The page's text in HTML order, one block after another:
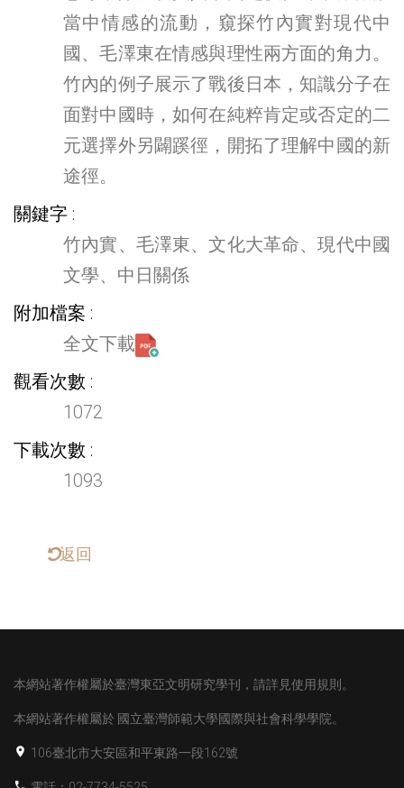
當中情感的流動，窺探竹內實對現代中
國、毛澤東在情感與理性兩方面的角力。
竹內的例子展示了戰後日本，知識分子在
面對中國時，如何在純粹肯定或否定的二
元選擇外另闢蹊徑，開拓了理解中國的新
途徑。
關鍵字
竹內實、毛澤東、文化大革命、現代中國
文學、中日關係
附加檔案
全文下載
觀看次數
1072
下載次數
1093
返回
本網站著作權屬於臺灣東亞文明研究學刊，請詳見使用規則。
本網站著作權屬於 國立臺灣師範大學國際與社會科學學院。
106臺北市大安區和平東路一段162號